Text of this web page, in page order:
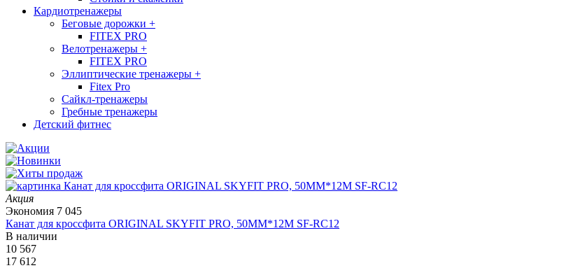
Кардиотренажеры
Беговые дорожки +
FITEX PRO
Велотренажеры +
FITEX PRO
Эллиптические тренажеры +
Fitex Pro
Сайкл-тренажеры
Гребные тренажеры
Детский фитнес
Акция
Экономия 7 045
Канат для кроссфита ORIGINAL SKYFIT PRO, 50MM*12M SF-RС12
В наличии
10 567
17 612